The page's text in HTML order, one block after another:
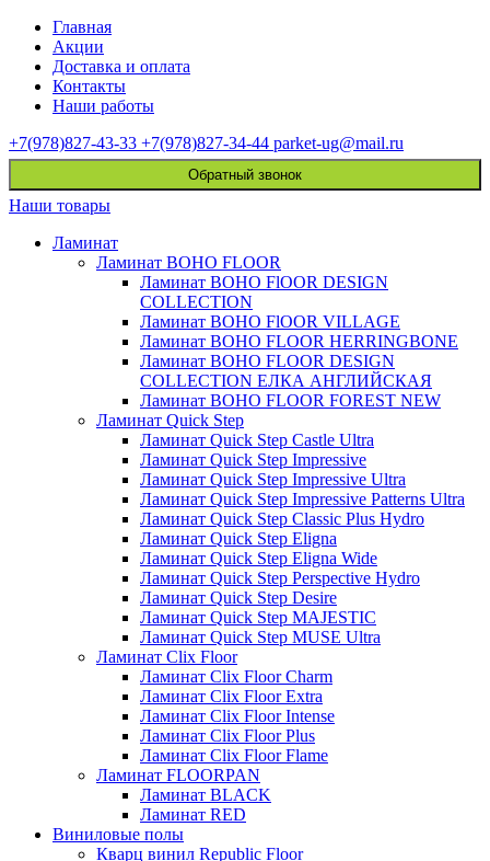
Главная
Акции
Доставка и оплата
Контакты
Наши работы
+7(978)827-43-33 +7(978)827-34-44 parket-ug@mail.ru
Обратный звонок
Наши товары
Ламинат
Ламинат BOHO FLOOR
Ламинат BOHO FlOOR DESIGN
COLLECTION
Ламинат BOHO FlOOR VILLAGE
Ламинат BOHO FLOOR HERRINGBONE
Ламинат BOHO FLOOR DESIGN
COLLECTION ЕЛКА АНГЛИЙСКАЯ
Ламинат BOHO FLOOR FOREST NEW
Ламинат Quick Step
Ламинат Quick Step Castle Ultra
Ламинат Quick Step Impressive
Ламинат Quick Step Impressive Ultra
Ламинат Quick Step Impressive Patterns Ultra
Ламинат Quick Step Classic Plus Hydro
Ламинат Quick Step Eligna
Ламинат Quick Step Eligna Wide
Ламинат Quick Step Perspective Hydro
Ламинат Quick Step Desire
Ламинат Quick Step MAJESTIC
Ламинат Quick Step MUSE Ultra
Ламинат Clix Floor
Ламинат Clix Floor Charm
Ламинат Clix Floor Extra
Ламинат Clix Floor Intense
Ламинат Clix Floor Plus
Ламинат Clix Floor Flame
Ламинат FLOORPAN
Ламинат BLACK
Ламинат RED
Виниловые полы
Кварц винил Republic Floor